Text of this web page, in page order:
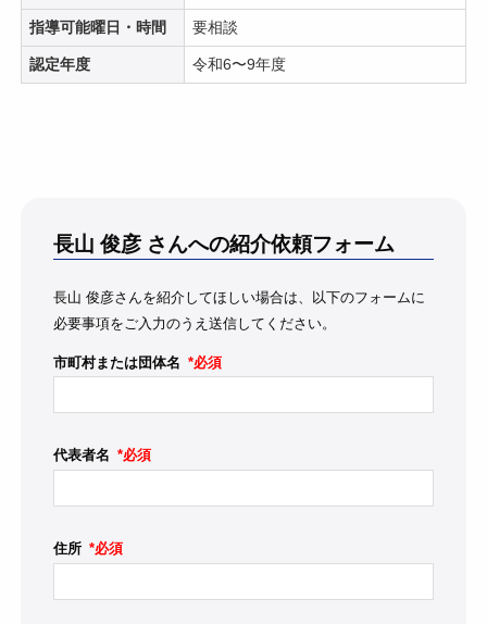
指導可能曜日・時間 要相談
認定年度 令和6〜9年度
長山 俊彦 さんへの紹介依頼フォーム
長山 俊彦さんを紹介してほしい場合は、以下のフォームに
必要事項をご入力のうえ送信してください。
市町村または団体名 *必須
代表者名 *必須
住所 *必須